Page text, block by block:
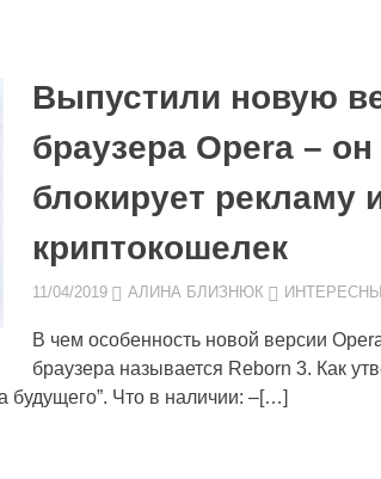
Выпустили новую
браузера Opera –
блокирует рекламу
криптокошелек
11/04/2019 АЛИНА БЛИЗНЮК
В чем особенность новой версии
браузера называется Reborn 3. Как
будущего”. Что в наличии: –[…]